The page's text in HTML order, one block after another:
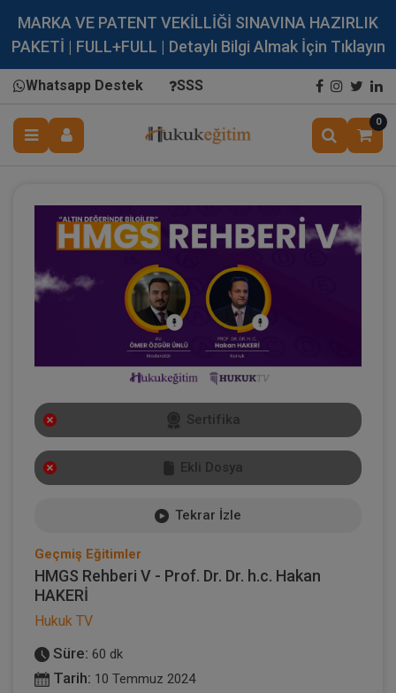
MARKA VE PATENT VEKİLLİĞİ SINAVINA HAZIRLIK
PAKETİ | FULL+FULL | Detaylı Bilgi Almak İçin Tıklayın
Whatsapp Destek SSS
0
Sertifika
Ekli Dosya
Tekrar İzle
Geçmiş Eğitimler
HMGS Rehberi V - Prof. Dr. Dr. h.c. Hakan
HAKERİ
Hukuk TV
Süre: 60 dk
Tarih: 10 Temmuz 2024